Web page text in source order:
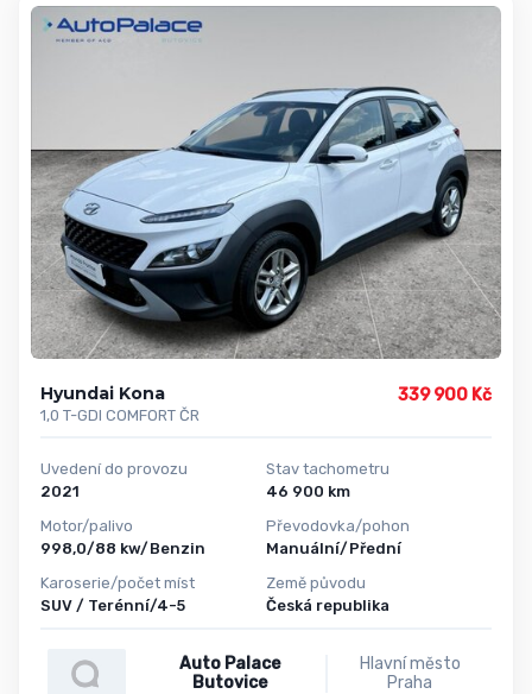
Hyundai Kona
1,0 T-GDI COMFORT ČR
339 900 Kč
Uvedení do provozu
2021
Motor/palivo
998,0/88 kw/Benzin
Karoserie/počet míst
SUV / Terénní/4-5
Stav tachometru
46 900 km
Převodovka/pohon
Manuální/Přední
Země původu
Česká republika
Auto Palace
Butovice
Hlavní město
Praha